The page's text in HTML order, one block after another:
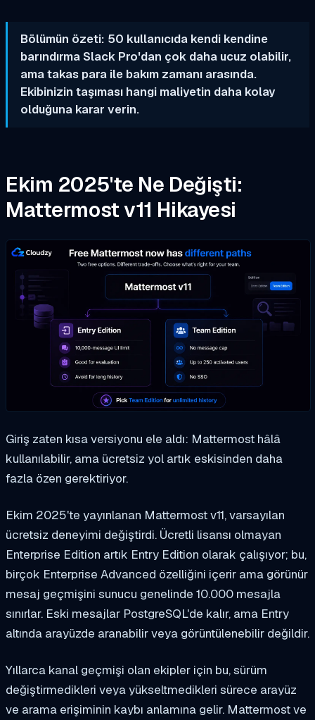
Bölümün özeti: 50 kullanıcıda kendi kendine
barındırma Slack Pro'dan çok daha ucuz olabilir,
ama takas para ile bakım zamanı arasında.
Ekibinizin taşıması hangi maliyetin daha kolay
olduğuna karar verin.
Ekim 2025'te Ne Değişti:
Mattermost v11 Hikayesi
Giriş zaten kısa versiyonu ele aldı: Mattermost hâlâ
kullanılabilir, ama ücretsiz yol artık eskisinden daha
fazla özen gerektiriyor.
Ekim 2025'te yayınlanan Mattermost v11, varsayılan
ücretsiz deneyimi değiştirdi. Ücretli lisansı olmayan
Enterprise Edition artık Entry Edition olarak çalışıyor; bu,
birçok Enterprise Advanced özelliğini içerir ama görünür
mesaj geçmişini sunucu genelinde 10.000 mesajla
sınırlar. Eski mesajlar PostgreSQL'de kalır, ama Entry
altında arayüzde aranabilir veya görüntülenebilir değildir.
Yıllarca kanal geçmişi olan ekipler için bu, sürüm
değiştirmedikleri veya yükseltmedikleri sürece arayüz
ve arama erişiminin kaybı anlamına gelir. Mattermost ve